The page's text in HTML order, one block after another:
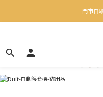
✨下載Three Little
門市自
🛒購物滿